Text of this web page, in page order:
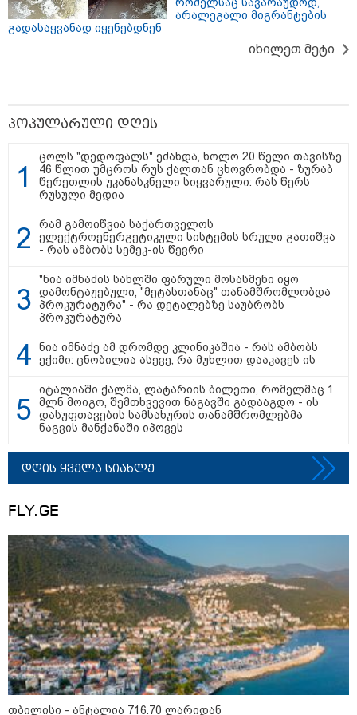
19:42 / 06-08-2026
"იმნაძემ მის მეგობრებს
ალექსანდრე გაბაშვილს და
წააქეზა" - პროკურატურა
რა სასჯელი ემუქრება ნია
იმნაძეს? - პროკურატურამ მას
ბრალდება წარუდგინა
19:30 / 06-08-2026
გიგა ავალიანის საქმეზე ნია
იმნაძეს და ანასტასია
ბერუაშვილს ბრალდება
წარუდგინეს
"ბრალი არის აბურდული -
სამწუხაროა, რომ სრულიად
უდანაშაულო ბავშვის ცხოვრება
დაანგრიეს"- გიგა ავალიანის
ბერუაშვილის ადვოკატი
მკითხველის რჩევით
რომელსაც სავარაუდოდ,
არალეგალი მიგრანტების
გადასაყვანად იყენებდნენ
იხილეთ მეტი
პოპულარული დღეს
ცოლს "დედოფალს" ეძახდა, ხოლო 20 წელი თავისზე
46 წლით უმცროს რუს ქალთან ცხოვრობდა - ზურაბ
წერეთლის უკანასკნელი სიყვარული: რას წერს
რუსული მედია
რამ გამოიწვია საქართველოს
ელექტროენერგეტიკული სისტემის სრული გათიშვა
- რას ამბობს სემეკ-ის წევრი
"ნია იმნაძის სახლში ფარული მოსასმენი იყო
დამონტაჟებული, "მეტასთანაც" თანამშრომლობდა
პროკურატურა" - რა დეტალებზე საუბრობს
პროკურატურა
ნია იმნაძე ამ დრომდე კლინიკაშია - რას ამბობს
ექიმი: ცნობილია ასევე, რა მუხლით დააკავეს ის
იტალიაში ქალმა, ლატარიის ბილეთი, რომელმაც 1
მლნ მოიგო, შემთხვევით ნაგავში გადააგდო - ის
დასუფთავების სამსახურის თანამშრომლებმა
ნაგვის მანქანაში იპოვეს
დღის ყველა სიახლე
FLY.GE
თბილისი - ანტალია 716.70 ლარიდან